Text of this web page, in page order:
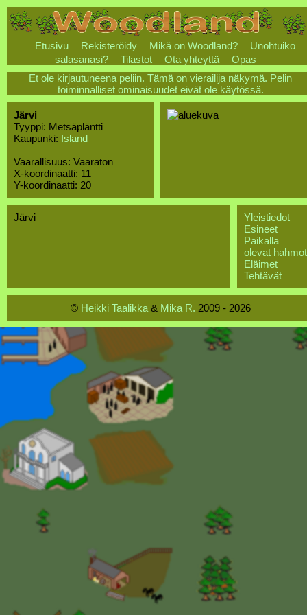
Etusivu Rekisteröidy Mikä on Woodland?
Unohtuiko
salasanasi?
Tilastot Ota yhteyttä
Opas
Et ole kirjautuneena peliin. Tämä on vierailija näkymä. Pelin
toiminnalliset ominaisuudet eivät ole käytössä.
Järvi
Tyyppi: Metsäpläntti
Kaupunki: Island
Vaarallisuus: Vaaraton
X-koordinaatti: 11
Y-koordinaatti: 20
Järvi
Yleistiedot
Esineet
Paikalla
olevat hahmot
Eläimet
Tehtävät
© Heikki Taalikka& Mika R. 2009 - 2026